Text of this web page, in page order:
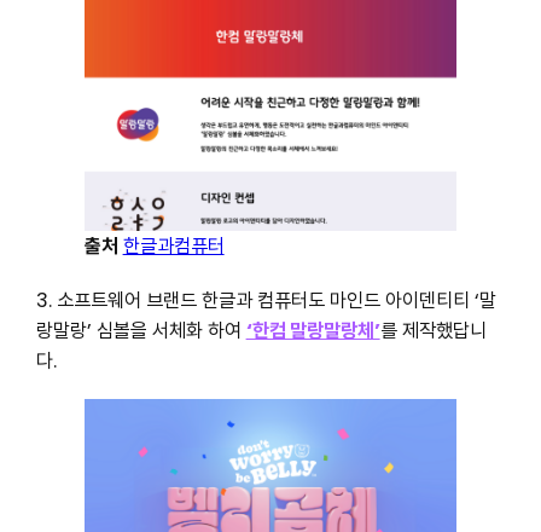
출처 한글과컴퓨터
3. 소프트웨어 브랜드 한글과 컴퓨터도 마인드 아이덴티티 ‘말
랑말랑’ 심볼을 서체화 하여 ‘한컴 말랑말랑체’를 제작했답니
다.